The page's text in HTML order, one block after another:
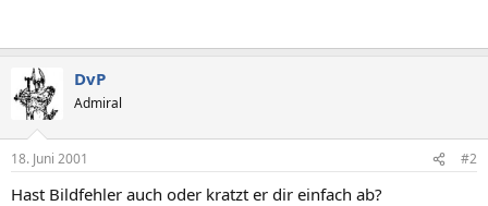
DvP
Admiral
18. Juni 2001 #2
Hast Bildfehler auch oder kratzt er dir einfach ab?